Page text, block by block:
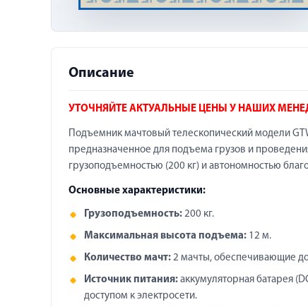
Описание
УТОЧНЯЙТЕ АКТУАЛЬНЫЕ ЦЕНЫ У НАШИХ
Подъемник мачтовый телескопический модели
предназначенное для подъема грузов и
грузоподъемностью (200 кг) и автономностью
Основные характеристики:
Грузоподъемность: 200 кг.
Максимальная высота подъема: 12 м.
Количество мачт: 2 мачты, обеспечивающие
Источник питания: аккумуляторная батарея
доступом к электросети.